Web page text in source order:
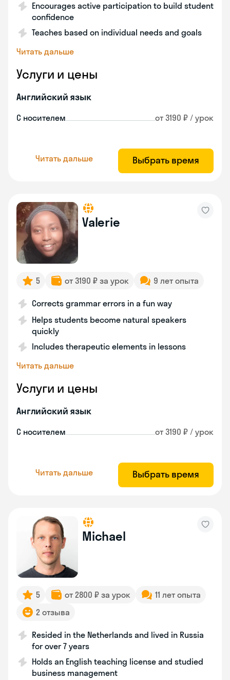
Encourages active participation to build student
confidence
Teaches based on individual needs and goals
Читать дальше
Услуги и цены
Английский язык
С носителем от 3190 ₽ / урок
Читать дальше Выбрать время
Valerie
5 от 3190 ₽ за урок 9 лет опыта
Corrects grammar errors in a fun way
Helps students become natural speakers
quickly
Includes therapeutic elements in lessons
Читать дальше
Услуги и цены
Английский язык
С носителем от 3190 ₽ / урок
Читать дальше Выбрать время
Michael
5 от 2800 ₽ за урок
11 лет опыта
2 отзыва
Resided in the Netherlands and lived in Russia
for over 7 years
Holds an English teaching license and studied
business management